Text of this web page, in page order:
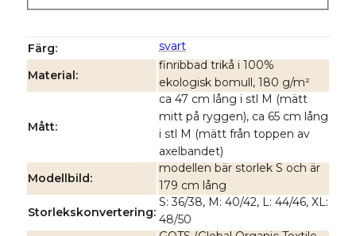
Färg svart
Material
finribbad trikå i 100%
ekologisk bomull, 180 g/m²
Mått
ca 47 cm lång i stl M (mätt
mitt på ryggen), ca 65 cm lång
i stl M (mätt från toppen av
axelbandet)
Modellbild
modellen bär storlek S och är
179 cm lång
Storlekskonvertering
S: 36/38, M: 40/42, L: 44/46, XL:
48/50